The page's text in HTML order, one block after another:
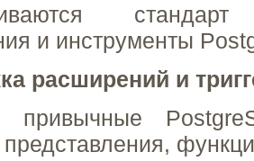
и инструменты
расширений и
привычные
представления,